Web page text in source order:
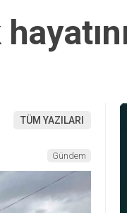
TÜM YAZILARI
Gündem